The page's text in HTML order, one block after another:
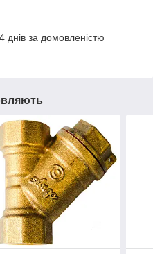
за домовленістю